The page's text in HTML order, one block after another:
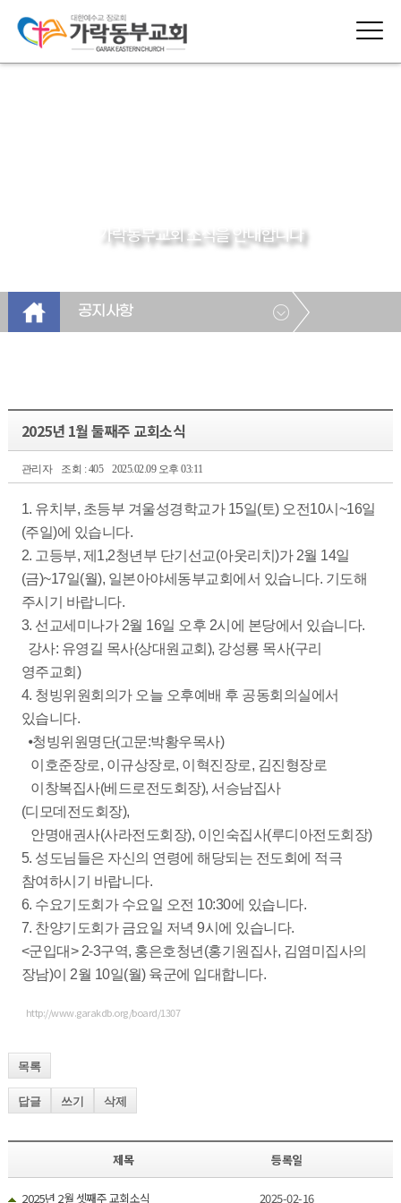
가락동부교회 소식을 안내합니다
공지사항
2025년 1월 둘째주 교회소식
관리자 조회 : 405 2025.02.09 오후 03:11
1. 유치부, 초등부 겨울성경학교가 15일(토) 오전10시~16일
(주일)에 있습니다.
2. 고등부, 제1,2청년부 단기선교(아웃리치)가 2월 14일
(금)~17일(월), 일본아야세동부교회에서 있습니다. 기도해
주시기 바랍니다.
3. 선교세미나가 2월 16일 오후 2시에 본당에서 있습니다.
강사: 유영길 목사(상대원교회), 강성룡 목사(구리
영주교회)
4. 청빙위원회의가 오늘 오후예배 후 공동회의실에서
있습니다.
⦁청빙위원명단(고문:박황우목사)
이호준장로, 이규상장로, 이혁진장로, 김진형장로
이창복집사(베드로전도회장), 서승남집사
(디모데전도회장),
안명애권사(사라전도회장), 이인숙집사(루디아전도회장)
5. 성도님들은 자신의 연령에 해당되는 전도회에 적극
참여하시기 바랍니다.
6. 수요기도회가 수요일 오전 10:30에 있습니다.
7. 찬양기도회가 금요일 저녁 9시에 있습니다.
<군입대> 2-3구역, 홍은호청년(홍기원집사, 김염미집사의
장남)이 2월 10일(월) 육군에 입대합니다.
http://www.garakdb.org/board/1307
목록
답글 쓰기 삭제
제목 등록일
2025년 2월 셋째주 교회소식 2025-02-16